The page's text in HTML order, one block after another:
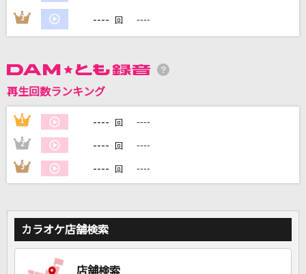
家族や友達と一緒に！練習にも！
3 ---- 回 ----
再生回数ランキング
1 ---- 回 ----
2 ---- 回 ----
3 ---- 回 ----
カラオケ店舗検索
店舗検索